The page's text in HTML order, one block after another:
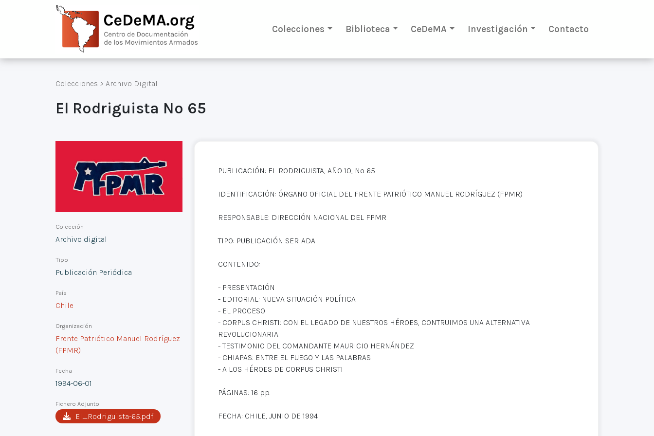
Colecciones Biblioteca CeDeMA Investigación Contacto
Colecciones > Archivo Digital
El Rodriguista Nº 65
Colección
Archivo digital
Tipo
Publicación Periódica
País
Chile
Organización
Frente Patriótico Manuel Rodríguez
(FPMR)
Fecha
1994-06-01
Fichero Adjunto
El_Rodriguista-65.pdf
PUBLICACIÓN: EL RODRIGUISTA, AÑO 10, Nº 65
IDENTIFICACIÓN: ÓRGANO OFICIAL DEL FRENTE PATRIÓTICO MANUEL RODRÍGUEZ (FPMR)
RESPONSABLE: DIRECCIÓN NACIONAL DEL FPMR
TIPO: PUBLICACIÓN SERIADA
CONTENIDO:
- PRESENTACIÓN
- EDITORIAL: NUEVA SITUACIÓN POLÍTICA
- EL PROCESO
- CORPUS CHRISTI: CON EL LEGADO DE NUESTROS HÉROES, CONTRUIMOS UNA ALTERNATIVA
REVOLUCIONARIA
- TESTIMONIO DEL COMANDANTE MAURICIO HERNÁNDEZ
- CHIAPAS: ENTRE EL FUEGO Y LAS PALABRAS
- A LOS HÉROES DE CORPUS CHRISTI
PÁGINAS: 16 pp.
FECHA: CHILE, JUNIO DE 1994.